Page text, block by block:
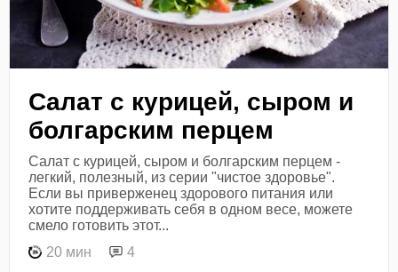
Салат с курицей, сыром и
болгарским перцем
Салат с курицей, сыром и болгарским перцем -
легкий, полезный, из серии "чистое здоровье".
Если вы приверженец здорового питания или
хотите поддерживать себя в одном весе, можете
смело готовить этот...
20 мин
4